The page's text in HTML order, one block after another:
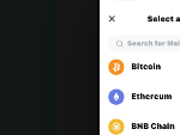
Português (Portugal)